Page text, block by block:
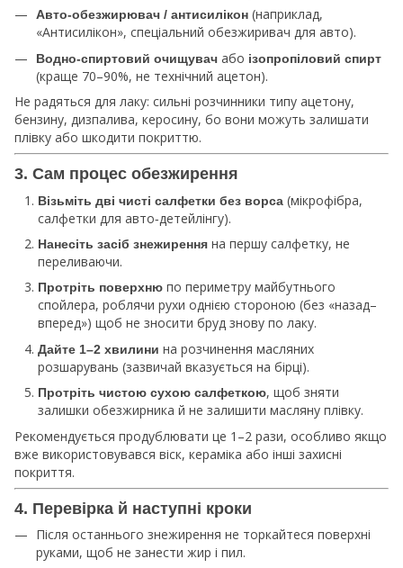
Авто‑обезжирювач / антисилікон (наприклад,
«Антисилікон», спеціальний обезжиривач для авто).
Водно‑спиртовий очищувач або ізопропіловий спирт
(краще 70–90%, не технічний ацетон).
Не радяться для лаку: сильні розчинники типу ацетону,
бензину, дизпалива, керосину, бо вони можуть залишати
плівку або шкодити покриттю.
3. Сам процес обезжирення
Візьміть дві чисті салфетки без ворса (мікрофібра,
салфетки для авто‑детейлінгу).
Нанесіть засіб знежирення на першу салфетку, не
переливаючи.
Протріть поверхню по периметру майбутнього
спойлера, роблячи рухи однією стороною (без «назад–
вперед») щоб не зносити бруд знову по лаку.
Дайте 1–2 хвилини на розчинення масляних
розшарувань (зазвичай вказується на бірці).
Протріть чистою сухою салфеткою, щоб зняти
залишки обезжирника й не залишити масляну плівку.
Рекомендується продублювати це 1–2 рази, особливо якщо
вже використовувався віск, кераміка або інші захисні
покриття.
4. Перевірка й наступні кроки
Після останнього знежирення не торкайтеся поверхні
руками, щоб не занести жир і пил.